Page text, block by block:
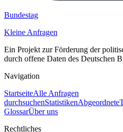
Bundestag
Kleine Anfragen
Ein Projekt zur Förderung der
durch offene Daten des Deutschen
Navigation
StartseiteAlle Anfragen
durchsuchenStatistikenAbgeordnete
GlossarÜber uns
Rechtliches